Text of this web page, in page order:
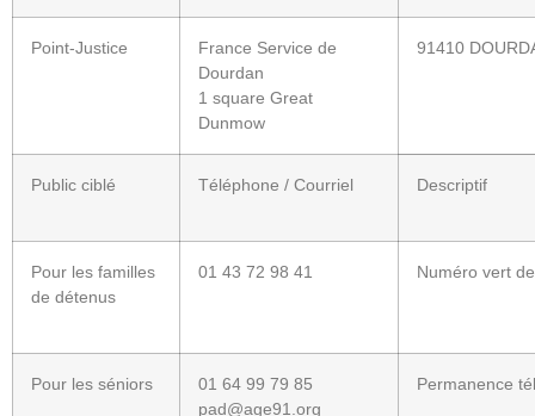
Point-Justice
France Service de
Dourdan
1 square Great
Dunmow
91410
Public ciblé Téléphone / Courriel Descriptif
Pour les familles
de détenus
01 43 72 98 41 Numéro vert
Pour les séniors
01 64 99 79 85
pad@age91.org
Permanence